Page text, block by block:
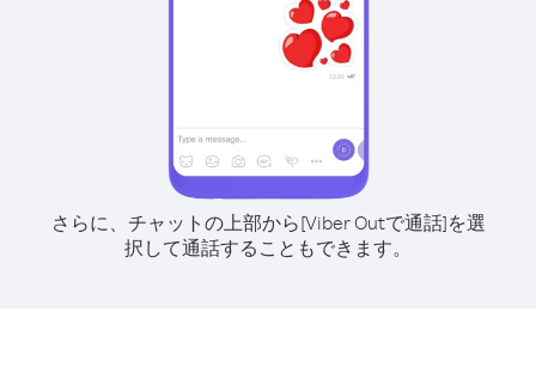
さらに、チャットの上部から[Viber Outで通話]を選
択して通話することもできます。